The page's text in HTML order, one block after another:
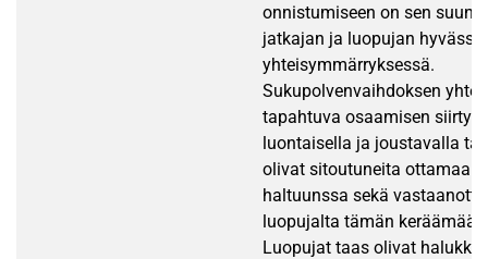
onnistumiseen on sen
jatkajan ja luopujan hyvässä
yhteisymmärryksessä.
Sukupolvenvaihdoksen
tapahtuva osaamisen
luontaisella ja joustavalla
olivat sitoutuneita ottamaan
haltuunssa sekä
luopujalta tämän keräämää
Luopujat taas olivat